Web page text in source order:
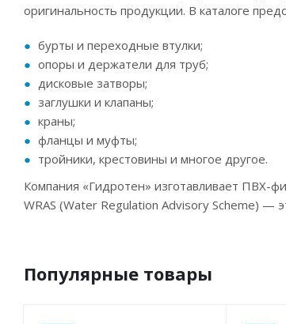
оригинальность продукции. В каталоге
бурты и переходные втулки;
опоры и держатели для труб;
дисковые затворы;
заглушки и клапаны;
краны;
фланцы и муфты;
тройники, крестовины и многое другое.
Компания «Гидротен» изготавливает ПВХ-
WRAS (Water Regulation Advisory Scheme) —
Популярные товары